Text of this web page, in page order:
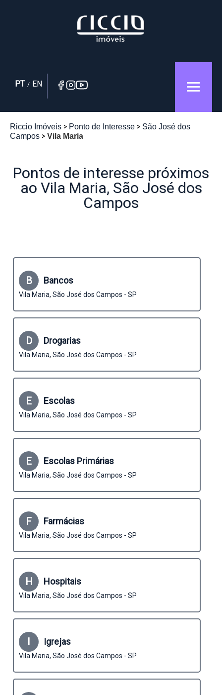
PT / EN
Riccio Imóveis Ponto de Interesse
São José dos
Campos
Vila Maria
Pontos de interesse próximos
ao Vila Maria, São José dos
Campos
B Bancos
Vila Maria, São José dos Campos - SP
D Drogarias
Vila Maria, São José dos Campos - SP
E Escolas
Vila Maria, São José dos Campos - SP
E Escolas Primárias
Vila Maria, São José dos Campos - SP
F Farmácias
Vila Maria, São José dos Campos - SP
H Hospitais
Vila Maria, São José dos Campos - SP
I Igrejas
Vila Maria, São José dos Campos - SP